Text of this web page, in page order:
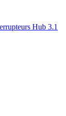
Hub 3.1